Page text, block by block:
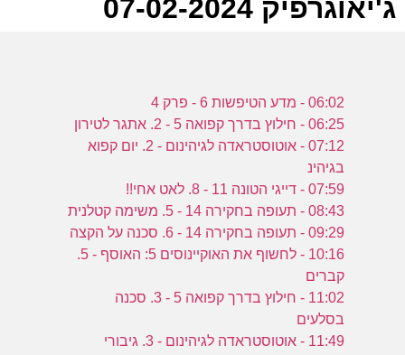
ג'יאוגרפיק 07-02-2024
06:02 - מדע הטיפשות 6 - פרק 4
06:25 - חילוץ בדרך קפואה 5 - 2. אתגר לטירון
07:12 - אוטוסטראדה לגיהינום - 2. יום קפוא
בגיהינ
07:59 - דייגי הטונה 11 - 8. לאט אחי!!
08:43 - תעופה בחקירה 14 - 5. משימה קטלנית
09:29 - תעופה בחקירה 14 - 6. סכנה על הקצה
10:16 - לחשוף את האוקיינוסים 5: האוסף - 5.
קברים
11:02 - חילוץ בדרך קפואה 5 - 3. סכנה
בסלעים
11:49 - אוטוסטראדה לגיהינום - 3. גיבורי